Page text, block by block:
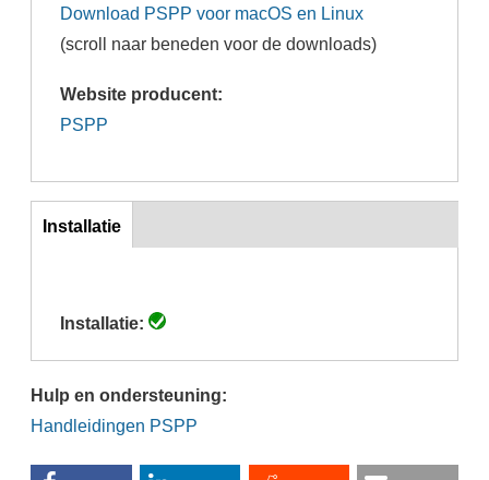
Download PSPP voor macOS en Linux
(scroll naar beneden voor de downloads)
Website producent:
PSPP
Inst
Installatie
Installatie:
Hulp en ondersteuning:
Handleidingen PSPP